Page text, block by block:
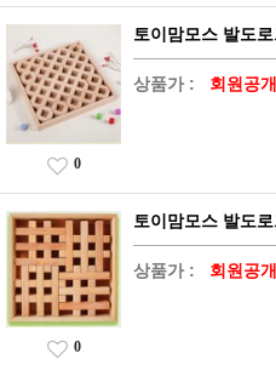
토이맘모스 발도
상품가 : 회원공개
0
토이맘모스 발도
상품가 : 회원공개
0